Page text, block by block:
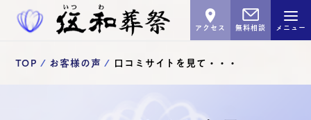
メニュー
無料相談
アクセス
TOP お客様の声 口コミサイトを見て・・・